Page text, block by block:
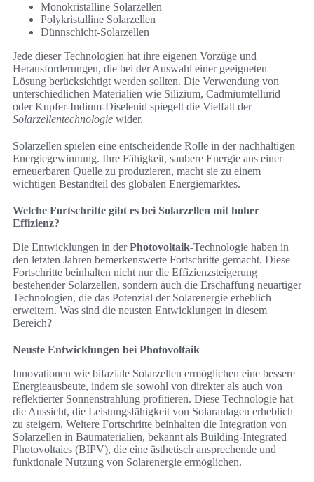
Monokristalline Solarzellen
Polykristalline Solarzellen
Dünnschicht-Solarzellen
Jede dieser Technologien hat ihre eigenen Vorzüge und
Herausforderungen, die bei der Auswahl einer geeigneten
Lösung berücksichtigt werden sollten. Die Verwendung von
unterschiedlichen Materialien wie Silizium, Cadmiumtellurid
oder Kupfer-Indium-Diselenid spiegelt die Vielfalt der
Solarzellentechnologie wider.
Solarzellen spielen eine entscheidende Rolle in der nachhaltigen
Energiegewinnung. Ihre Fähigkeit, saubere Energie aus einer
erneuerbaren Quelle zu produzieren, macht sie zu einem
wichtigen Bestandteil des globalen Energiemarktes.
Welche Fortschritte gibt es bei Solarzellen mit hoher
Effizienz?
Die Entwicklungen in derPhotovoltaik-Technologie haben in
den letzten Jahren bemerkenswerte Fortschritte gemacht. Diese
Fortschritte beinhalten nicht nur die Effizienzsteigerung
bestehender Solarzellen, sondern auch die Erschaffung neuartiger
Technologien, die das Potenzial der Solarenergie erheblich
erweitern. Was sind die neusten Entwicklungen in diesem
Bereich?
Neuste Entwicklungen bei Photovoltaik
Innovationen wie bifaziale Solarzellen ermöglichen eine bessere
Energieausbeute, indem sie sowohl von direkter als auch von
reflektierter Sonnenstrahlung profitieren. Diese Technologie hat
die Aussicht, die Leistungsfähigkeit von Solaranlagen erheblich
zu steigern. Weitere Fortschritte beinhalten die Integration von
Solarzellen in Baumaterialien, bekannt als Building-Integrated
Photovoltaics (BIPV), die eine ästhetisch ansprechende und
funktionale Nutzung von Solarenergie ermöglichen.